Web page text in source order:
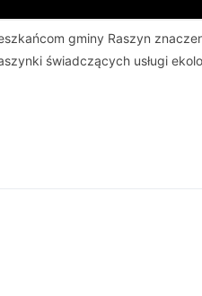
gminy Raszyn
świadczących usługi